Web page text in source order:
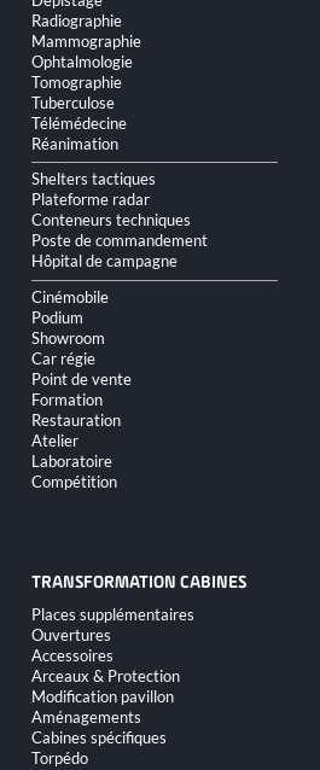
Radiographie
Mammographie
Ophtalmologie
Tomographie
Tuberculose
Télémédecine
Réanimation
Shelters tactiques
Plateforme radar
Conteneurs techniques
Poste de commandement
Hôpital de campagne
Cinémobile
Podium
Showroom
Car régie
Point de vente
Formation
Restauration
Atelier
Laboratoire
Compétition
TRANSFORMATION CABINES
Aller
au
contenu
Places supplémentaires
Ouvertures
Accessoires
Arceaux & Protection
Modification pavillon
Aménagements
Cabines spécifiques
Torpédo